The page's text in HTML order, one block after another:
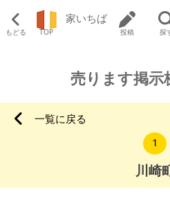
もどる TOP
家いちば
投稿 探
売ります掲
一覧に戻る
1
川崎